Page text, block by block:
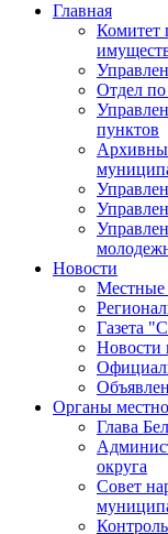
Главная
Комитет
Отдел
пунктов
Новости
Местные
Газета
Новости
Органы
Глава
округа
Совет